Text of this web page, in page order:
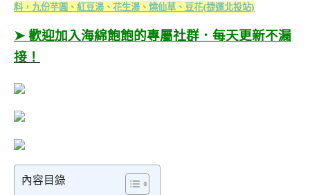
料，九份芋圓、紅豆湯、花生湯、燒仙草、豆花(捷運北投站)
➤ 歡迎加入海綿飽飽的專屬社群．每天更新不漏
接！
內容目錄